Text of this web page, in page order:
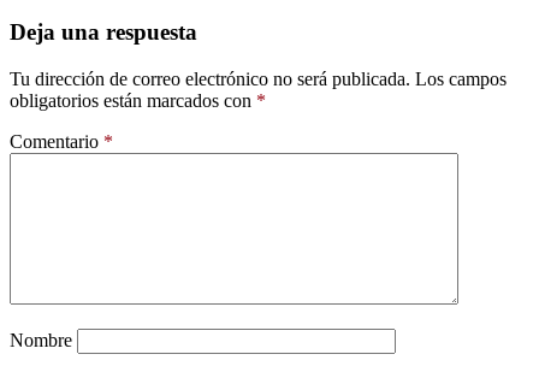
Deja una respuesta
Tu dirección de correo electrónico no será publicada. Los campos
obligatorios están marcados con *
Comentario *
Nombre